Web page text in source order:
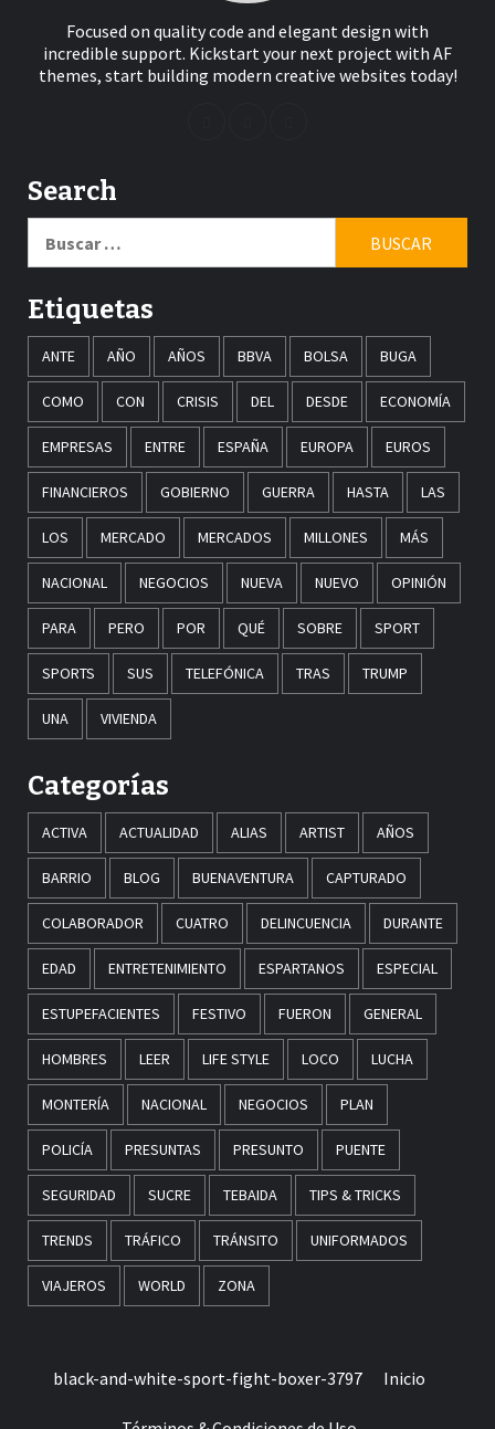
Focused on quality code and elegant design with
incredible support. Kickstart your next project with AF
themes, start building modern creative websites today!
Search
Etiquetas
ANTE AÑO AÑOS BBVA BOLSA BUGA
COMO CON CRISIS DEL DESDE ECONOMÍA
EMPRESAS ENTRE ESPAÑA EUROPA EUROS
FINANCIEROS GOBIERNO GUERRA HASTA LAS
LOS MERCADO MERCADOS MILLONES MÁS
NACIONAL NEGOCIOS NUEVA NUEVO OPINIÓN
PARA PERO POR QUÉ SOBRE SPORT
SPORTS SUS TELEFÓNICA TRAS TRUMP
UNA VIVIENDA
Categorías
ACTIVA ACTUALIDAD ALIAS ARTIST AÑOS
BARRIO BLOG BUENAVENTURA CAPTURADO
COLABORADOR CUATRO DELINCUENCIA DURANTE
EDAD ENTRETENIMIENTO ESPARTANOS ESPECIAL
ESTUPEFACIENTES FESTIVO FUERON GENERAL
HOMBRES LEER LIFE STYLE LOCO LUCHA
MONTERÍA NACIONAL NEGOCIOS PLAN
POLICÍA PRESUNTAS PRESUNTO PUENTE
SEGURIDAD SUCRE TEBAIDA TIPS & TRICKS
TRENDS TRÁFICO TRÁNSITO UNIFORMADOS
VIAJEROS WORLD ZONA
black-and-white-sport-fight-boxer-3797 Inicio